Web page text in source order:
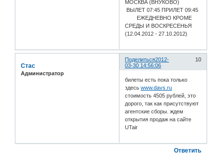
МОСКВА (ВНУКОВО)
ВЫЛЕТ 07:45 ПРИЛЕТ 09:45
ЕЖЕДНЕВНО КРОМЕ
СРЕДЫ И ВОСКРЕСЕНЬЯ
(12.04.2012 - 27.10.2012)
Поделиться 10
2012-
03-30 14:56:06
Стас
Администратор
билеты есть пока только
здесьwww.davs.ru
стоимость 4505 рублей, это
дорого, так как присутствуют
агентские сборы. ждем
открытия продаж на сайте
UTair
Ответить